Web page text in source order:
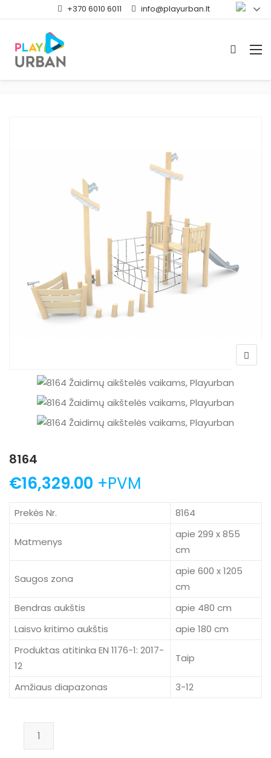
+370 6010 6011 info@playurban.lt
8164
€16,329.00 +PVM
Prekės Nr. 8164
Matmenys
apie 299 x 855
cm
Saugos zona
apie 600 x 1205
cm
Bendras aukštis
apie 480 cm
Laisvo kritimo aukštis
apie 180 cm
Produktas atitinka EN 1176-1: 2017-
12
Taip
Amžiaus diapazonas 3-12
produkto kiekis: 8164